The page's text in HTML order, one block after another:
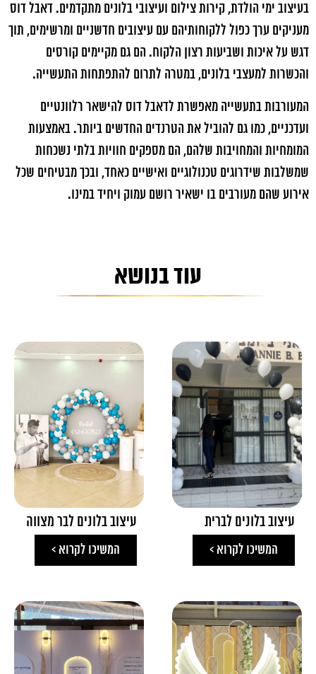
בעיצוב ימי הולדת, קירות צילום ועיצובי בלונים מתקדמים. דאבל דוס
מעניקים ערך כפול ללקוחותיהם עם עיצובים חדשניים ומרשימים, תוך
דגש על איכות ושביעות רצון הלקוח. הם גם מקיימים קורסים
והכשרות למעצבי בלונים, במטרה לתרום להתפתחות התעשייה.
המעורבות בתעשייה מאפשרת לדאבל דוס להישאר רלוונטיים
ועדכניים, כמו גם להוביל את הטרנדים החדשים ביותר. באמצעות
המומחיות והמחויבות שלהם, הם מספקים חוויות בלתי נשכחות
שמשלבות שידרוגים טכנולוגיים ואישיים כאחד, ובכך מבטיחים שכל
אירוע שהם מעורבים בו ישאיר רושם עמוק ויחיד במינו.
עוד בנושא
עיצוב בלונים לברית
המשיכו לקרוא >
עיצוב בלונים לבר מצווה
המשיכו לקרוא >